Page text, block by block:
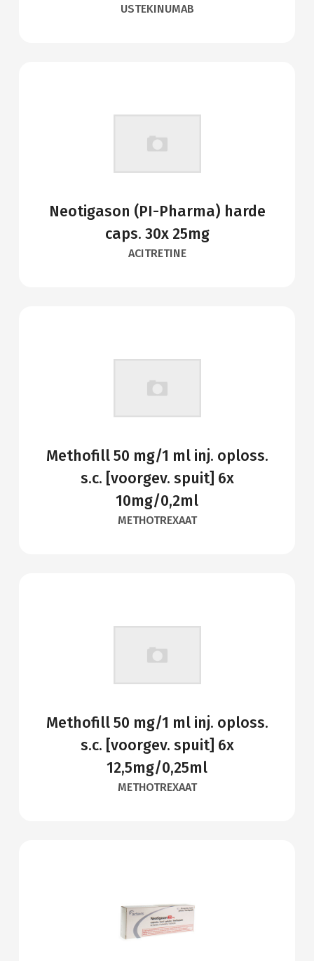
USTEKINUMAB
Neotigason (PI-Pharma) harde
caps. 30x 25mg
ACITRETINE
Methofill 50 mg/1 ml inj. oploss.
s.c. [voorgev. spuit] 6x
10mg/0,2ml
METHOTREXAAT
Methofill 50 mg/1 ml inj. oploss.
s.c. [voorgev. spuit] 6x
12,5mg/0,25ml
METHOTREXAAT